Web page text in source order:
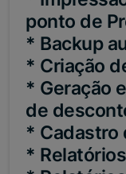
ponto de
* Backup
* Criação
* Geração
de
* Cadastro
*